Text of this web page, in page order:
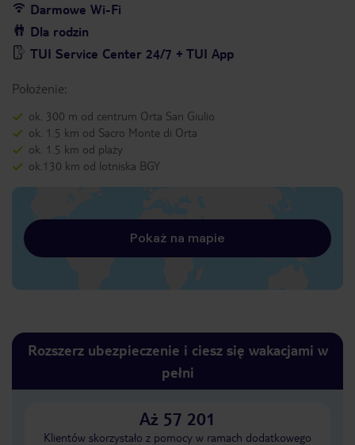
Darmowe Wi-Fi
Dla rodzin
TUI Service Center 24/7 + TUI App
Położenie:
ok. 300 m od centrum Orta San Giulio
ok. 1.5 km od Sacro Monte di Orta
ok. 1.5 km od plaży
ok.130 km od lotniska BGY
Pokaż na mapie
Rozszerz ubezpieczenie i ciesz się wakacjami w
pełni
Aż 57 201
Klientów skorzystało z pomocy w ramach dodatkowego